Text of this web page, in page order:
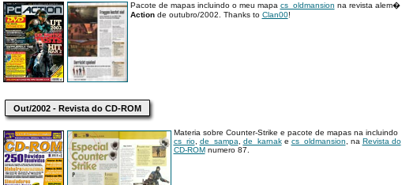
Pacote de mapas incluindo o meu mapa cs_oldmansion na revista alem�
Actionde outubro/2002. Thanks to Clan00!
Out/2002 - Revista do CD-ROM
Materia sobre Counter-Strike e pacote de mapas na incluindo
cs_rio, de_sampa de_karnake cs_oldmansion , na Revista do
CD-ROMnumero 87.